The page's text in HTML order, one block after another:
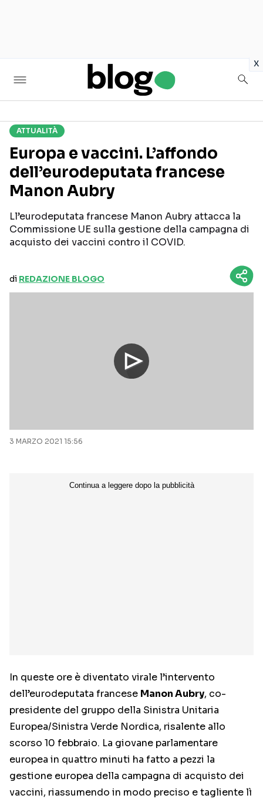
x
Seguici sui social
ATTUALITÀ
Europa e vaccini. L’affondo
dell’eurodeputata francese
Manon Aubry
Ll’eurodeputata francese Manon Aubry attacca la
Commissione UE sulla gestione della campagna di
acquisto dei vaccini contro il COVID.
di REDAZIONE BLOGO
3 MARZO 2021 15:56
In queste ore è diventato virale l’intervento
dell’eurodeputata francese Manon Aubry, co-
presidente del gruppo della Sinistra Unitaria
Europea/Sinistra Verde Nordica, risalente allo
scorso 10 febbraio. La giovane parlamentare
europea in quattro minuti ha fatto a pezzi la
gestione europea della campagna di acquisto dei
vaccini, riassumendo in modo preciso e tagliente lì